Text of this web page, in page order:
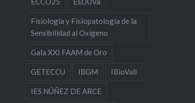
Fisiología y Fisiopatología de la
Sensibilidad al Oxígeno
Gala XXI FAAM de Oro
GETECCU IBGM IBioVall
IES NÚÑEZ DE ARCE